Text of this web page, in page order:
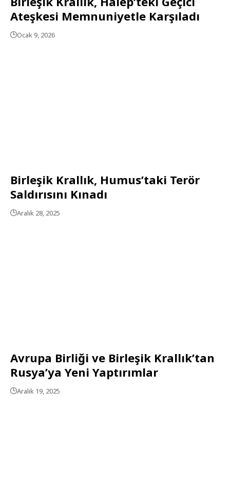
Ateşkesi Memnuniyetle Karşıladı
Ocak 9, 2026
Birleşik Krallık, Humus’taki Terör
Saldırısını Kınadı
Aralık 28, 2025
Avrupa Birliği ve Birleşik Krallık’tan
Rusya’ya Yeni Yaptırımlar
Aralık 19, 2025